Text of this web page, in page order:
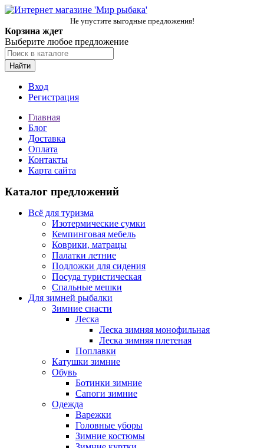
Не упустите выгодные предложения!
Корзина ждет
Выберите любое предложение
Найти
Вход
Регистрация
Главная
Блог
Доставка
Оплата
Контакты
Карта сайта
Каталог предложений
Всё для туризма
Изотермические сумки
Кемпинговая мебель
Коврики, матрацы
Палатки летние
Подложки для сидения
Посуда туристическая
Спальные мешки
Для зимней рыбалки
Зимние снасти
Леска
Леска зимняя монофильная
Леска зимняя плетеная
Поплавки
Катушки зимние
Обувь
Ботинки зимние
Сапоги зимние
Одежда
Варежки
Головные уборы
Зимние костюмы